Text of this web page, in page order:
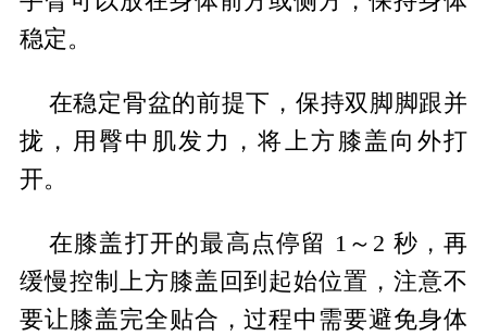
稳定。
在稳定骨盆的前提下，保持双脚脚跟并
拢，用臀中肌发力，将上方膝盖向外打
开。
在膝盖打开的最高点停留 1～2 秒，再
缓慢控制上方膝盖回到起始位置，注意不
要让膝盖完全贴合，过程中需要避免身体